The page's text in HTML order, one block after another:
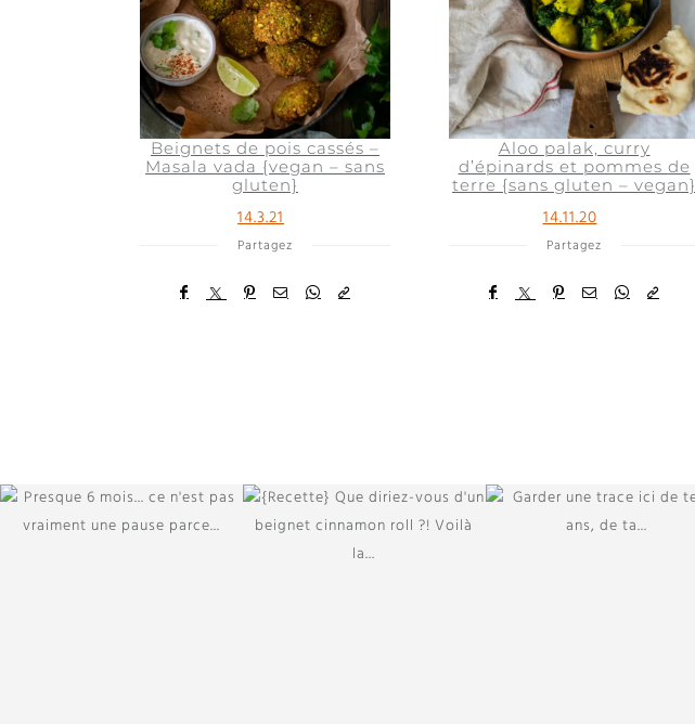
Beignets de pois cassés –
Masala vada {vegan – sans
gluten}
14.3.21
Partagez
Aloo palak, curry
d’épinards et pommes de
terre {sans gluten – vegan}
14.11.20
Partagez